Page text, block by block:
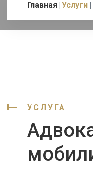
Главная Услуги
УСЛУГА